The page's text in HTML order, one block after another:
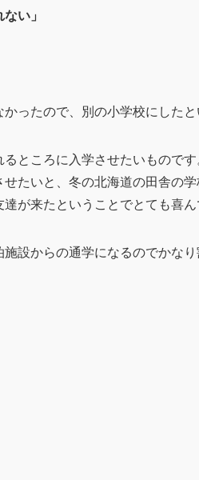
い」
ったので、別の小学校にしたと
ところに入学させたいもので
たいと、冬の北海道の田舎の
が来たということでとても喜ん
施設からの通学になるのでかな